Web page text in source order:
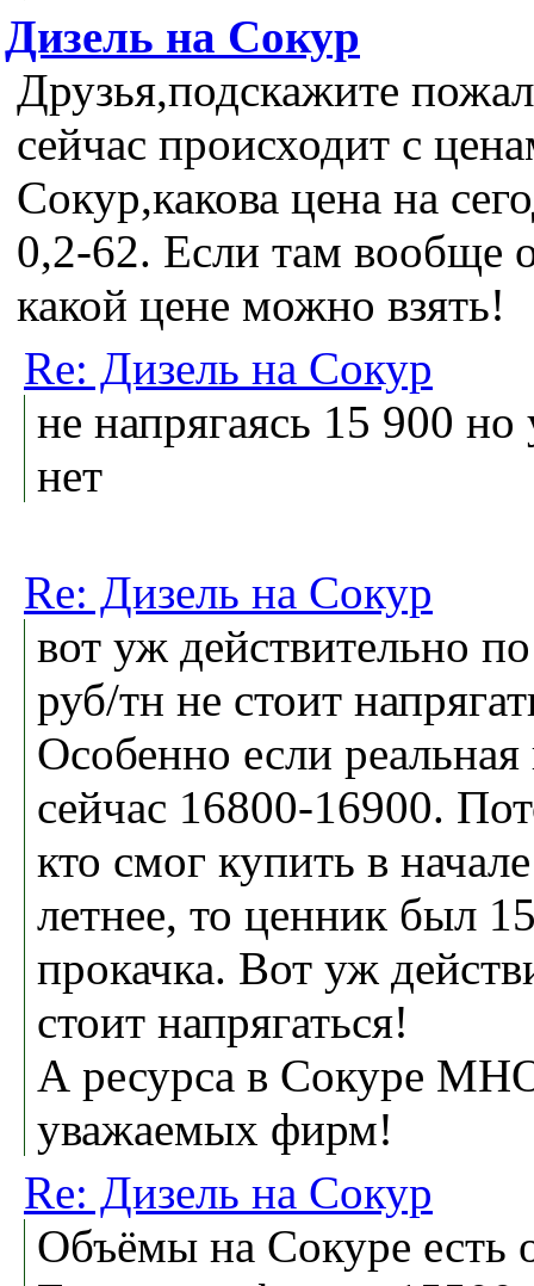
Дизель на Сокур
Друзья,подскажите
сейчас происходит с
Сокур,какова цена на
0,2-62. Если там вообще
какой цене можно взять!
Re: Дизель на Сокур
не напрягаясь 15 900 но
нет
Re: Дизель на Сокур
вот уж действительно
руб/тн не стоит
Особенно если
сейчас 16800-16900.
кто смог купить в
летнее, то ценник был
прокачка. Вот уж
стоит напрягаться!
А ресурса в Сокуре
уважаемых фирм!
Re: Дизель на Сокур
Объёмы на Сокуре есть